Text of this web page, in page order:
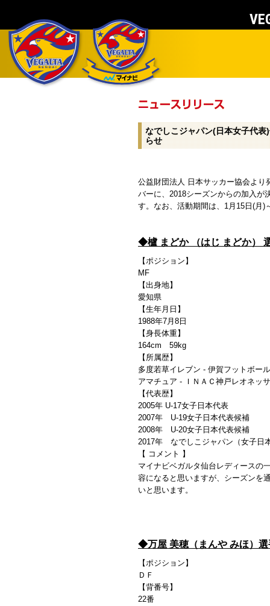
なでしこジャパン(日本女子代
らせ
公益財団法人 日本サッカー協会より
バーに、2018シーズンからの加入が
す。なお、活動期間は、1月15日(月)
◆櫨 まどか（はじ まどか）
【ポジション】
MF
【出身地】
愛知県
【生年月日】
1988年7月8日
【身長体重】
164cm 59kg
【所属歴】
多度若草イレブン - 伊賀フットボー
アマチュア - ＩＮＡＣ神戸レオネッ
【代表歴】
2005年 U-17女子日本代表
2007年 U-19女子日本代表
2008年 U-20女子日本
2017年 なでしこジャパン（女子日
【 コメント 】
マイナビベガルタ仙台レディースの
容になると思いますが、シーズンを
いと思います。
◆万屋 美穂（まんや みほ）
【ポジション】
ＤＦ
【背番号】
22番